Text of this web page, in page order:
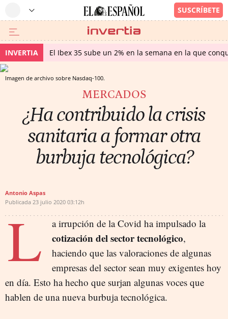
INVERTIA El Ibex 35 sube un 2% en la semana en la que
Imagen de archivo sobre Nasdaq-100.
MERCADOS
¿Ha contribuido la crisis
sanitaria a formar otra
burbuja tecnológica?
Antonio Aspas
Publicada 23 julio 2020 03:12h
L a irrupción de la Covid ha impulsado la
cotización del sector tecnológico,
haciendo que las valoraciones de algunas
empresas del sector sean muy exigentes hoy
en día. Esto ha hecho que surjan algunas voces que
hablen de una nueva burbuja tecnológica.